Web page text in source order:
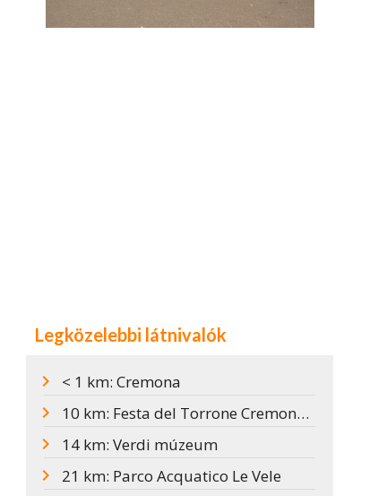
Legközelebbi látnivalók
< 1 km: Cremona
10 km: Festa del Torrone Cremonában
14 km: Verdi múzeum
21 km: Parco Acquatico Le Vele